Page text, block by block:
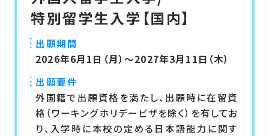
特別留学生入学【国内】
出願期間
2026年6月1日（月）～2027年3月11日（木）
出願要件
外国籍で出願資格を満たし、出願時に在留資
格（ワーキングホリデービザを除く）を有してお
り、入学時に本校の定める日本語能力に関す